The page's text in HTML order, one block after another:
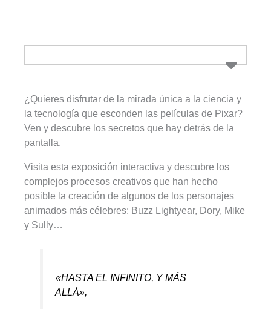
¿Quieres disfrutar de la mirada única a la ciencia y
la tecnología que esconden las películas de Pixar?
Ven y descubre los secretos que hay detrás de la
pantalla.
Visita esta exposición interactiva y descubre los
complejos procesos creativos que han hecho
posible la creación de algunos de los personajes
animados más célebres: Buzz Lightyear, Dory, Mike
y Sully…
«HASTA EL INFINITO, Y MÁS
ALLÁ»,